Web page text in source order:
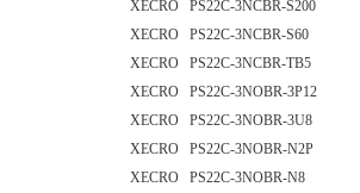
XECRO PS22C-3NCBR-S200
XECRO PS22C-3NCBR-S60
XECRO PS22C-3NCBR-TB5
XECRO PS22C-3NOBR-3P12
XECRO PS22C-3NOBR-3U8
XECRO PS22C-3NOBR-N2P
XECRO PS22C-3NOBR-N8